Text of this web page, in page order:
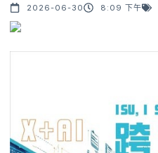
2026-06-30 8:09 下午